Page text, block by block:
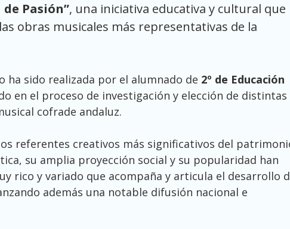
de Pasión”, una iniciativa educativa y cultural que
obras musicales más representativas de la
ha sido realizada por el alumnado de 2º de Educación
en el proceso de investigación y elección de distintas
cofrade andaluz.
referentes creativos más significativos del
su amplia proyección social y su popularidad han
rico y variado que acompaña y articula el desarrollo
además una notable difusión nacional e